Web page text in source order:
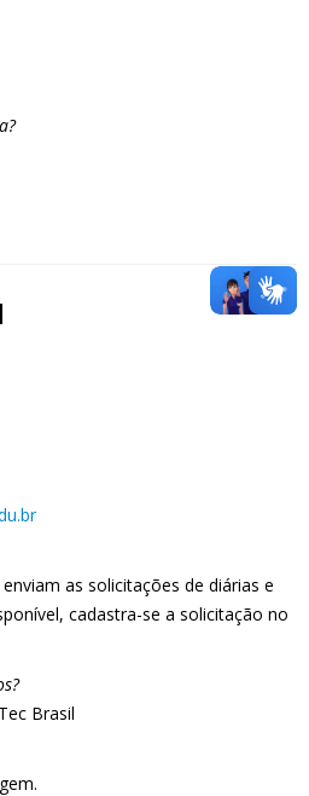
as solicitações de diárias e
cadastra-se a solicitação no
Brasil